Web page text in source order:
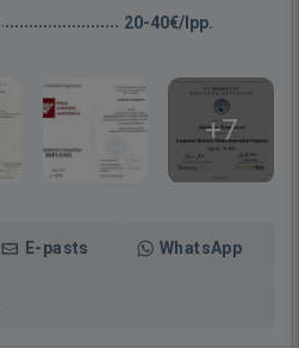
20-40€/lpp.
+7
E-pasts WhatsApp